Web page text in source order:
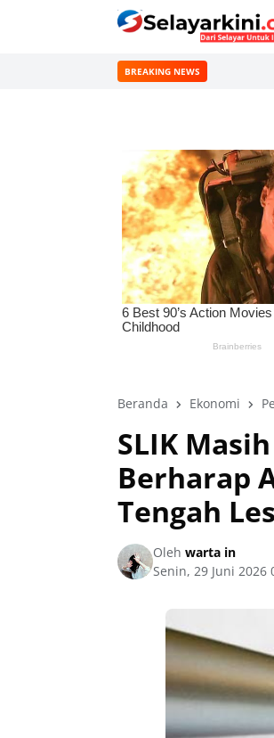
BREAKING NEWS
Beranda Ekonomi
SLIK
Berharap
Tengah
Oleh warta in
Senin, 29 Juni 2026